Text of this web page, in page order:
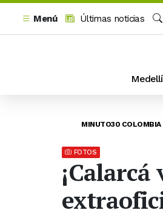
Menú
Últimas noticias
MINUTO30 COLOMBIA
FOTOS